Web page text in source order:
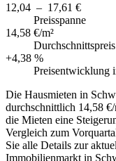
12,04 – 17,61 €
Preisspanne
14,58 €/m²
Durchschnittspreis
+4,38 %
Preisentwicklung
Die Hausmieten in
durchschnittlich 14,58
die Mieten eine
Vergleich zum
Sie alle Details zur
Immobilienmarkt in